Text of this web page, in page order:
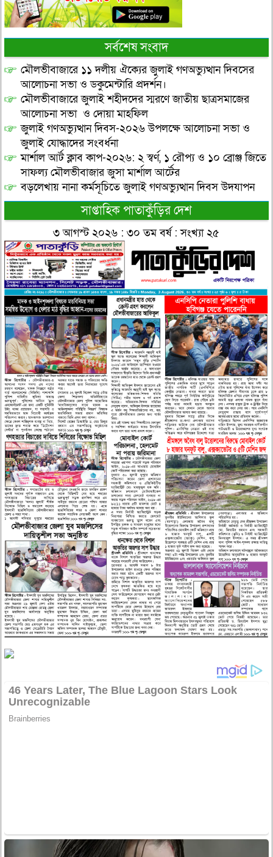
সর্বশেষ সংবাদ
মৌলভীবাজারে ১১ দলীয় ঐক্যের জুলাই গণঅভ্যুত্থান দিবসের
আলোচনা সভা ও ডকুমেন্টারি প্রদর্শন।
মৌলভীবাজারে জুলাই শহীদদের স্মরণে জাতীয় ছাত্রসমাজের
আলোচনা সভা ও দোয়া মাহফিল
জুলাই গণঅভ্যুত্থান দিবস-২০২৬ উপলক্ষে আলোচনা সভা ও
জুলাই যোদ্ধাদের সংবর্ধনা
মার্শাল আর্ট ক্লাব কাপ-২০২৬: ২ স্বর্ণ, ১ রৌপ্য ও ১০ ব্রোঞ্জ জিতে
সাফল্য মৌলভীবাজার জুসা মার্শাল আর্টের
বড়লেখায় নানা কর্মসূচিতে জুলাই গণঅভ্যুত্থান দিবস উদযাপন
সাপ্তাহিক পাতাকুঁড়ির দেশ
৩ আগস্ট ২০২৬ : ৩০ তম বর্ষ : সংখ্যা ২৫